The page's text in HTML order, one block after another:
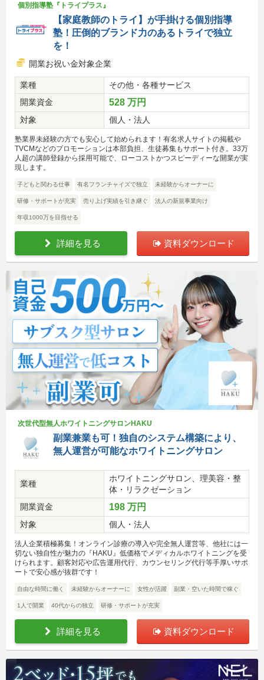
個別指導塾『トライプラス』
【家庭教師のトライ】が手掛ける個別指導
塾！圧倒的ブランド力のあるトライで独立
を！
開業お祝い金対象企業
業種
その他・各種サービス
開業資金
528 万円
対象 個人・法人
塾業界未経験の方でも安心して始められます！有名求人サイトの掲載や
TVCMなどのプロモーションは本部負担、生徒募集もサポート付き。33万
人超の講師登録から採用可能で、ローコストかつスピーディーな開業が実
現します。
子どもと関わる仕事 有名フランチャイズで独立 未経験からオーナーに
研修・サポートが充実 売り上げ実績を引き継ぐ 法人の新規事業向け
年収1000万を目指せる
詳細を見る 資料ダウンロード
次世代型無人ホワイトニングサロンHAKU
副業兼業も可！独自のシステム構築により、
無人運営が可能なホワイトニングサロン
業種
ホワイトニングサロン、理美容・整
体・リラクゼーション
開業資金
198 万円
対象 個人・法人
法人企業積極募集！オンライン診療の導入や完全無人運営等、他社には一
切ない独自性が魅力の『HAKU』低価格でメディカルホワイトニングを受
けられます。顧客対応や広告運用代行、カウンセリング代行等手厚いサポ
ートで安心感が抜群です！
自由な時間に働く 未経験からオーナーに 女性が活躍 副業・空いた時間で稼ぐ
1人で開業 40代からの独立 研修・サポートが充実
詳細を見る 資料ダウンロード